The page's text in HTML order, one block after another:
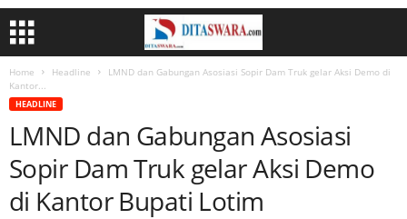
Home Headline
LMND dan Gabungan Asosiasi Sopir Dam Truk gelar Aksi Demo di
Kantor...
HEADLINE
LMND dan Gabungan Asosiasi
Sopir Dam Truk gelar Aksi Demo
di Kantor Bupati Lotim